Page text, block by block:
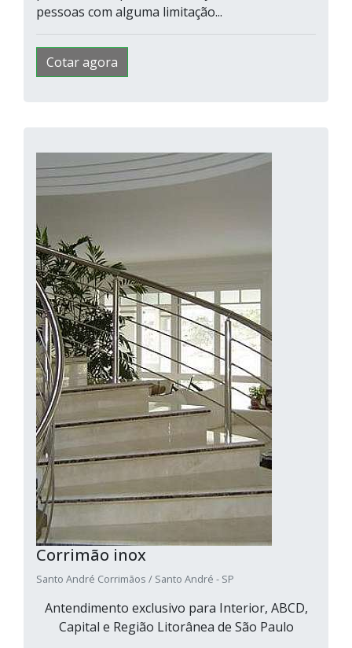
pessoas com alguma limitação...
Cotar agora
Corrimão inox
Santo André Corrimãos / Santo André - SP
Antendimento exclusivo para Interior, ABCD,
Capital e Região Litorânea de São Paulo